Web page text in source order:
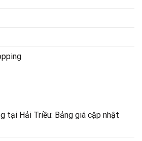
tại Hải Triều: Bảng giá cập nhật